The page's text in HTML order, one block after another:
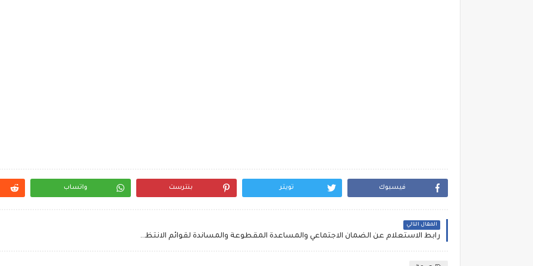
فيسبوك تويتر بنترست واتساب
المقال التالي
رابط الاستعلام عن الضمان الاجتماعي والمساعدة المقطوعة والمساندة لقوائم الانتظار Severed inquery استعلام عن المقطوعة 2020 تسجيل الدخول